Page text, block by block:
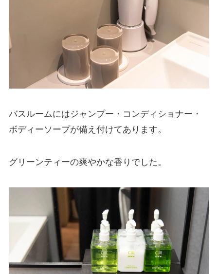
バスルームにはジャンプー・コンディショナー・
ボディーソープが備え付けてあります。
グリーンティーの爽やかな香りでした。